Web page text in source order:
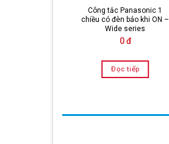
Công tắc Panasonic 1
chiều có đèn báo khi ON –
Wide series
0 đ
Đọc tiếp